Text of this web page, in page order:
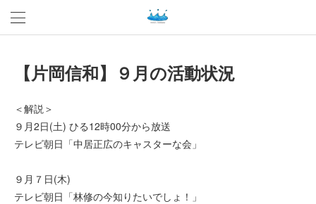
【片岡信和】９月の活動状況
＜解説＞
９月2日(土) ひる12時00分から放送
テレビ朝日「中居正広のキャスターな会」
９月７日(木)
テレビ朝日「林修の今知りたいでしょ！」